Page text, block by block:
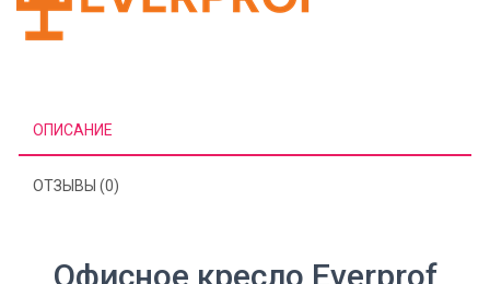
ОПИСАНИЕ
ОТЗЫВЫ (0)
Офисное кресло Everprof